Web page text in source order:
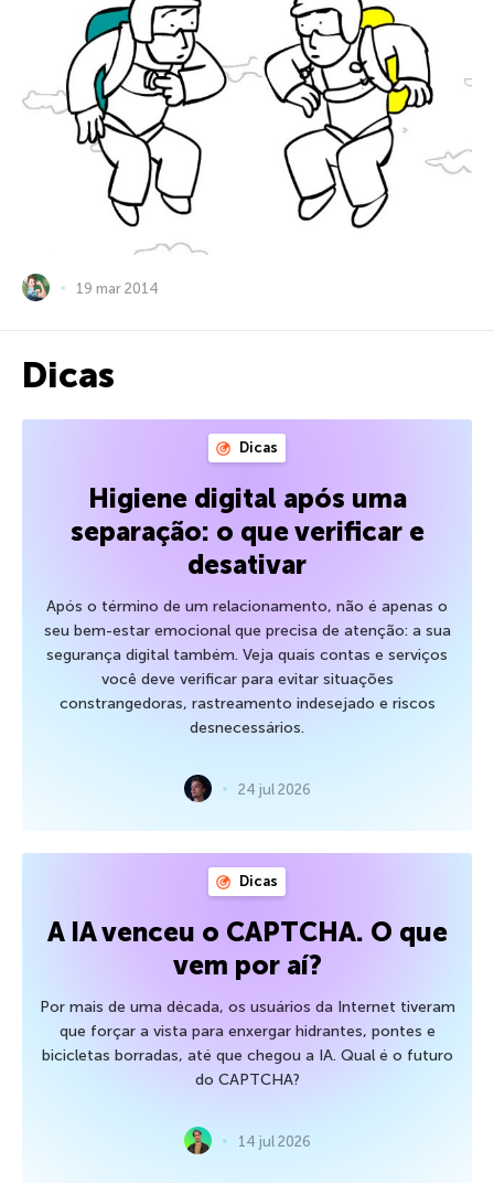
19 mar 2014
Dicas
Dicas
Higiene digital após uma
separação: o que verificar e
desativar
Após o término de um relacionamento, não é apenas o
seu bem-estar emocional que precisa de atenção: a sua
segurança digital também. Veja quais contas e serviços
você deve verificar para evitar situações
constrangedoras, rastreamento indesejado e riscos
desnecessários.
24 jul 2026
Dicas
A IA venceu o CAPTCHA. O que
vem por aí?
Por mais de uma década, os usuários da Internet tiveram
que forçar a vista para enxergar hidrantes, pontes e
bicicletas borradas, até que chegou a IA. Qual é o futuro
do CAPTCHA?
14 jul 2026